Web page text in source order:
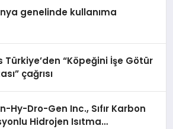
genelinde kullanıma
Türkiye’den “Köpeğini İşe Götür
çağrısı
Hy-Dro-Gen Inc., Sıfır Karbon
Hidrojen Isıtma